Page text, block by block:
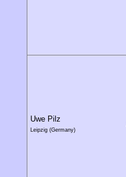
Uwe Pilz
Leipzig (Germany)